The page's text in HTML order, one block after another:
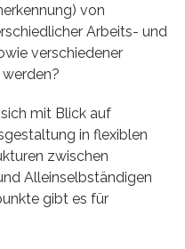
von
Arbeits- und
verschiedener
mit Blick auf
in flexiblen
zwischen
Alleinselbständigen
gibt es für